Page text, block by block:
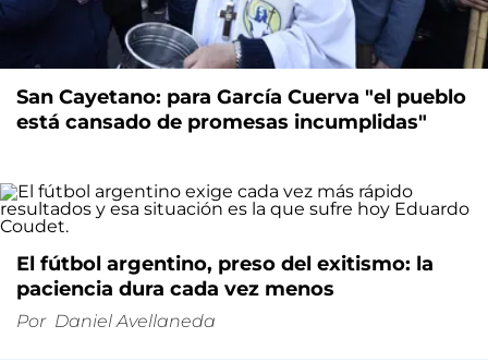
San Cayetano: para García Cuerva "el pueblo
está cansado de promesas incumplidas"
El fútbol argentino, preso del exitismo: la
paciencia dura cada vez menos
Por Daniel Avellaneda